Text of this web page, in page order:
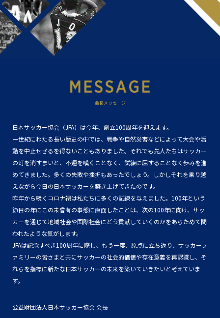
会長メッセージ
日本サッカー協会（JFA）は今年、創立100周年を迎えます。
一世紀にわたる長い歴史の中では、戦争や自然災害などによって大会や活
動を中止せざるを得ないこともありました。それでも先人たちはサッカー
の灯を消すまいと、不運を嘆くことなく、試練に屈することなく歩みを進
めてきました。多くの失敗や挫折もあったでしょう。しかしそれを乗り越
えながら今日の日本サッカーを築き上げてきたのです。
昨年から続くコロナ禍は私たちに多くの試練を与えました。100年という
節目の年にこの未曾有の事態に直面したことは、次の100年に向け、サッ
カーを通じて地域社会や国際社会にどう貢献していくのかをあらためて問
われたような気がします。
JFAは記念すべき100周年に際し、もう一度、原点に立ち返り、サッカーフ
ァミリーの皆さまと共にサッカーの社会的価値や存在意義を再認識し、そ
れらを指標に新たな日本サッカーの未来を築いていきたいと考えていま
す。
公益財団法人日本サッカー協会 会長